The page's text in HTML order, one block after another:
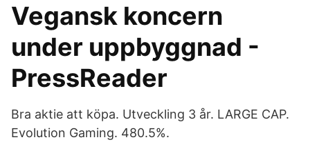
Vegansk koncern
under uppbyggnad -
PressReader
Bra aktie att köpa. Utveckling 3 år. LARGE CAP.
Evolution Gaming. 480.5%.